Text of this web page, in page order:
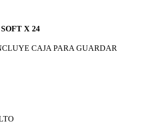
X 24
CAJA PARA GUARDAR